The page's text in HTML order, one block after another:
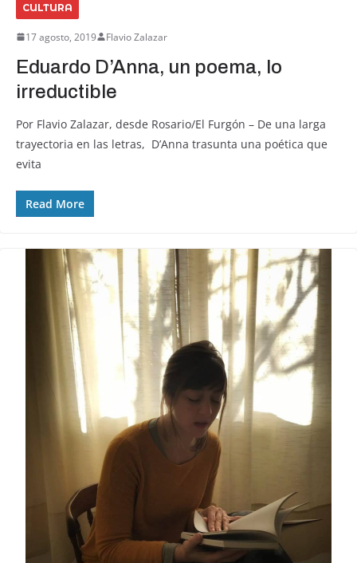
CULTURA
17 agosto, 2019 Flavio Zalazar
Eduardo D’Anna, un poema, lo
irreductible
Por Flavio Zalazar, desde Rosario/El Furgón – De una larga
trayectoria en las letras, D’Anna trasunta una poética que
evita
Read More